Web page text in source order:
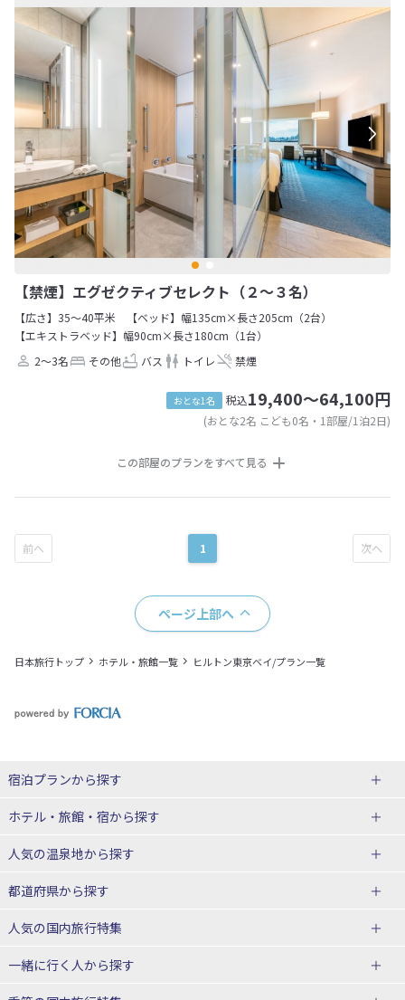
【禁煙】エグゼクティブセレクト（２～３名）
【広さ】35～40平米
【ベッド】幅135cm×長さ205cm（2台）
【エキストラベッド】幅90cm×長さ180cm（1台）
2～3名
その他 バス トイレ 禁煙
おとな1名 税込19,400～64,100円
(おとな2名 こども0名・1部屋/1泊2日)
この部屋のプランをすべて見る
1
ページ上部へ
日本旅行トップ ホテル・旅館一覧 ヒルトン東京ベイ/プラン一覧
宿泊プランから探す
北海道
東北
青森県
宮城県
山形県
関東
ホテル・旅館・宿から探す
北海道ホテル・旅館
青森県ホテル・旅館
宮城県ホテル・旅館
人気の温泉地から探す
北海道
湯の川温泉(北海道)
十勝川温泉(北海道)
都道府県から探す
北海道旅行・ツアー
人気の国内旅行特集
東京ディズニーリゾート®への旅
ユニバーサル・スタジオ・ジャパ
一緒に行く人から探す